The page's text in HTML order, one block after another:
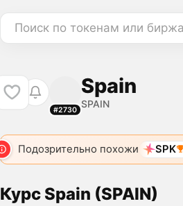
Поиск по токенам или
#2730
Spain
SPAIN
Подозрительно похожи SPK
Курс Spain (SPAIN)